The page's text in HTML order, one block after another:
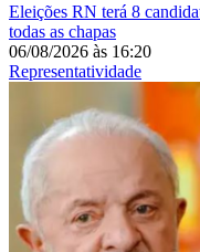
Eleições RN terá 8
todas as chapas
06/08/2026 às 16:20
Representatividade